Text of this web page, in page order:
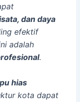
dan daya
efektif
adalah
.
hias
kota dapat